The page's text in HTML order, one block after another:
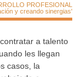
PROFESIONAL
y creando sinergias'
a talento
les llegan
casos, la